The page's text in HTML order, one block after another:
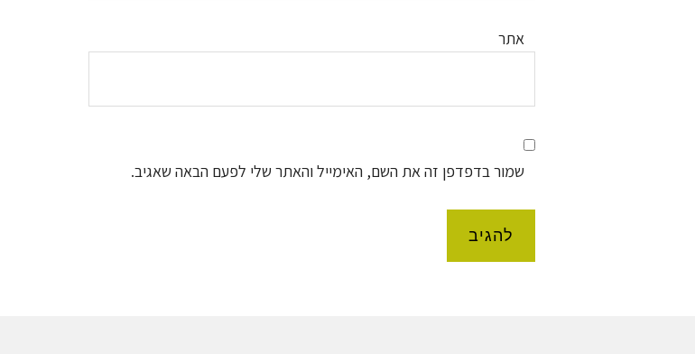
אתר
שמור בדפדפן זה את השם, האימייל והאתר שלי לפעם הבאה שאגיב.